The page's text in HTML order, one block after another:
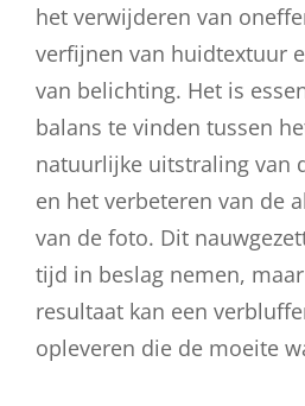
het verwijderen van
verfijnen van huidtextuur
van belichting. Het is
balans te vinden tussen
natuurlijke uitstraling van
en het verbeteren van de
van de foto. Dit
tijd in beslag nemen,
resultaat kan een
opleveren die de moeite